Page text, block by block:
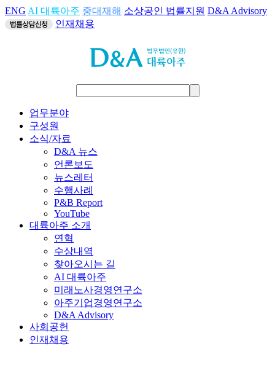
ENG AI 대륙아주 중대재해 소상공인 법률지원 D&A Advisory
인재채용
업무분야
구성원
소식/자료
D&A 뉴스
언론보도
뉴스레터
수행사례
P&B Report
YouTube
대륙아주 소개
연혁
수상내역
찾아오시는 길
AI 대륙아주
미래노사경영연구소
아주기업경영연구소
D&A Advisory
사회공헌
인재채용